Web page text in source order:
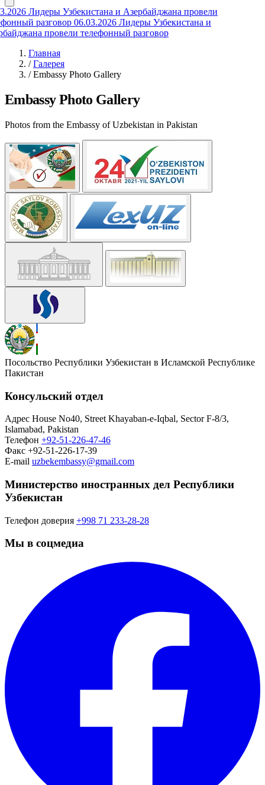
Лидеры Узбекистана и Азербайджана провели
разговор 06.03.2026 Лидеры Узбекистана и
провели телефонный разговор
Главная
/ Галерея
/ Embassy Photo Gallery
Embassy Photo Gallery
Photos from the Embassy of Uzbekistan in Pakistan
Посольство Республики Узбекистан в Исламской Республике
Пакистан
Консульский отдел
Адрес House No40, Street Khayaban-e-Iqbal, Sector F-8/3,
Islamabad, Pakistan
Телефон +92-51-226-47-46
Факс +92-51-226-17-39
E-mail uzbekembassy@gmail.com
Министерство иностранных дел Республики
Узбекистан
Телефон доверия +998 71 233-28-28
Мы в соцмедиа